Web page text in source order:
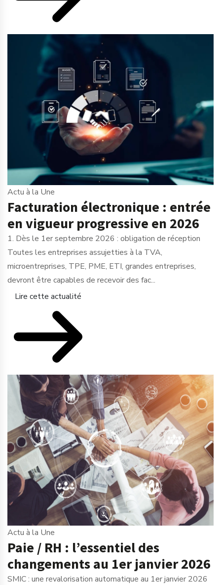
Actu à la Une
Facturation électronique : entrée
en vigueur progressive en 2026
1. Dès le 1er septembre 2026 : obligation de réception
Toutes les entreprises assujetties à la TVA,
microentreprises, TPE, PME, ETI, grandes entreprises,
devront être capables de recevoir des fac...
Lire cette actualité
Actu à la Une
Paie / RH : l’essentiel des
changements au 1er janvier 2026
SMIC : une revalorisation automatique au 1er janvier 2026